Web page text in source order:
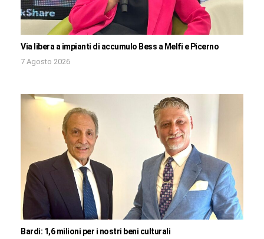
Via libera a impianti di accumulo Bess a Melfi e Picerno
7 Agosto 2026
Bardi: 1,6 milioni per i nostri beni culturali